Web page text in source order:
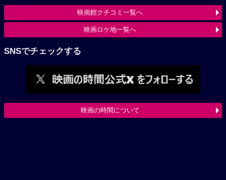
映画館クチコミ一覧へ
映画ロケ地一覧へ
SNSでチェックする
映画の時間について